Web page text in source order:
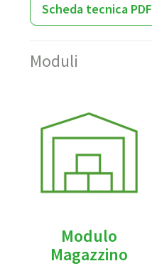
Scheda tecnica PDF
Moduli
Modulo
Magazzino